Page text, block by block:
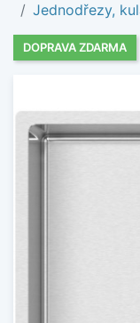
Jednodřezy,
DOPRAVA ZDARMA